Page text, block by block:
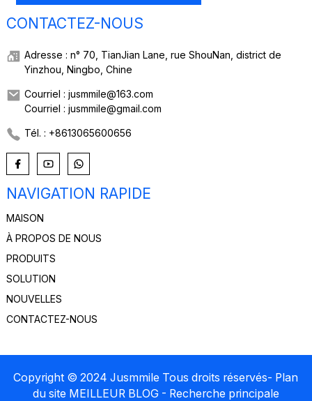
CONTACTEZ-NOUS
Adresse : n° 70, TianJian Lane, rue ShouNan, district de
Yinzhou, Ningbo, Chine
Courriel : jusmmile@163.com
Courriel : jusmmile@gmail.com
Tél. : +8613065600656
NAVIGATION RAPIDE
MAISON
À PROPOS DE NOUS
PRODUITS
SOLUTION
NOUVELLES
CONTACTEZ-NOUS
Copyright © 2024 Jusmmile Tous droits réservés- Plan
du site MEILLEUR BLOG - Recherche principale